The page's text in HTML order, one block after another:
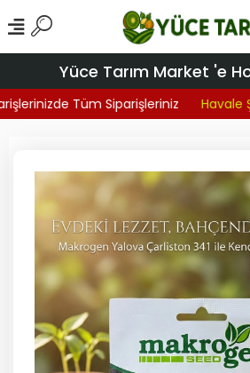
Yüce Tarım Market 'e
Tüm Siparişleriniz Havale